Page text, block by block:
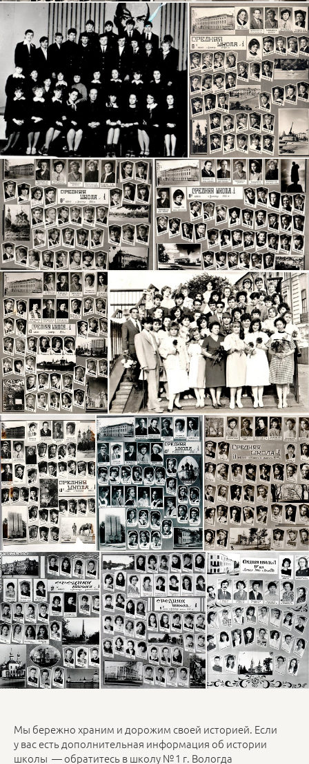
Мы бережно храним и дорожим своей историей. Если
у вас есть дополнительная информация об истории
школы — обратитесь в школу № 1 г. Вологда